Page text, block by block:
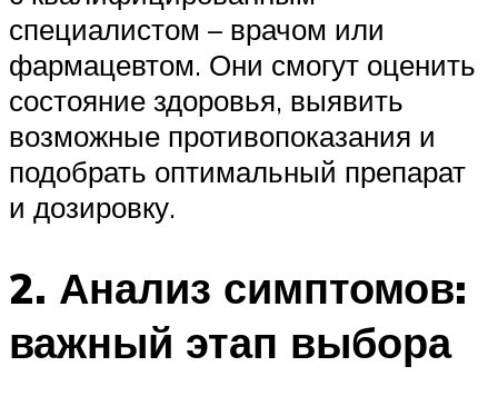
специалистом – врачом или
фармацевтом. Они смогут оценить
состояние здоровья, выявить
возможные противопоказания и
подобрать оптимальный препарат
и дозировку.
2. Анализ симптомов:
важный этап выбора